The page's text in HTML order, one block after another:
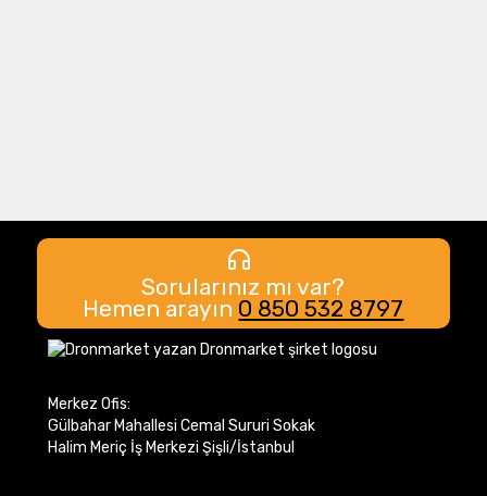
Sorularınız mı var?
Hemen arayın 0 850 532 8797
Merkez Ofis:
Gülbahar Mahallesi Cemal Sururi Sokak
Halim Meriç İş Merkezi Şişli/İstanbul